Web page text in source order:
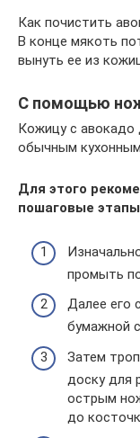
Как почистить
В конце мякоть
вынуть ее из
С помощью
Кожицу с авокадо
обычным
Для этого
пошаговые
промыть
Далее его
бумажной
Затем
доску для
острым
до